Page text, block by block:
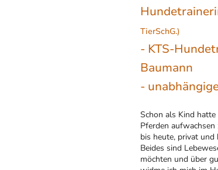
TierSchG.)
- KTS-
Baumann
-
Schon als Kind
Pferden
bis heute, privat und
Beides sind
möchten und über